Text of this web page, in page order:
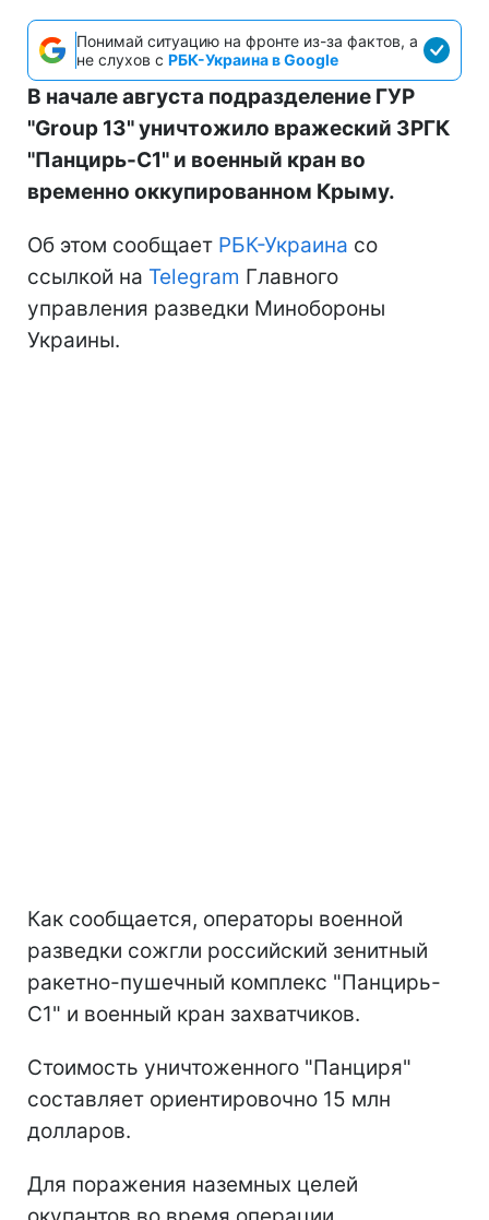
Понимай ситуацию на фронте из-за фактов, а
не слухов с РБК-Украина в Google
В начале августа подразделение ГУР
"Group 13" уничтожило вражеский ЗРГК
"Панцирь-С1" и военный кран во
временно оккупированном Крыму.
Об этом сообщает РБК-Украина со
ссылкой на Telegram Главного
управления разведки Минобороны
Украины.
Как сообщается, операторы военной
разведки сожгли российский зенитный
ракетно-пушечный комплекс "Панцирь-
С1" и военный кран захватчиков.
Стоимость уничтоженного "Панциря"
составляет ориентировочно 15 млн
долларов.
Для поражения наземных целей